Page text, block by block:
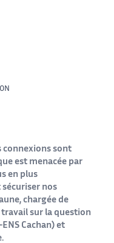
connexions sont
est menacée par
en plus
nos
chargée de
travail sur la question
Cachan) et